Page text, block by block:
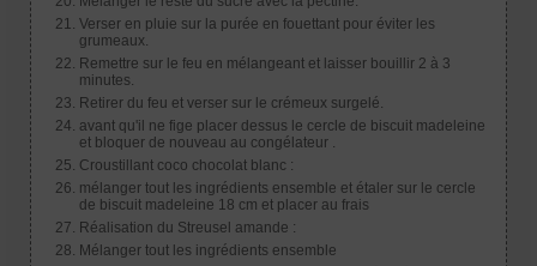
Verser en pluie sur la purée en fouettant pour éviter les
grumeaux.
Remettre sur le feu en mélangeant et laisser bouillir 2 à 3
minutes.
Retirer du feu et verser sur le crémeux surgelé.
avant qu'il ne fige placer dessus le cercle de biscuit madeleine
et bloquer de nouveau au congélateur .
Croustillant coco chocolat blanc :
mélanger tout les ingrédients ensemble et étaler sur le cercle
de biscuit madeleine 18 cm et placer au frais
Réalisation du Streusel amande :
Mélanger tout les ingrédients ensemble